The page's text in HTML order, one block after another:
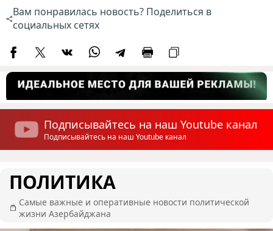
Вам понравилась новость? Поделиться в
социальных сетях
Подписывайтесь на наш Youtube канал
Подписывайтесь на наш Youtube канал
ПОЛИТИКА
Самые важные и оперативные новости политической
жизни Азербайджана